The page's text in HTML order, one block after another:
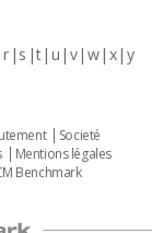
r s t u v w x y
Societé
Mentions légales
Benchmark